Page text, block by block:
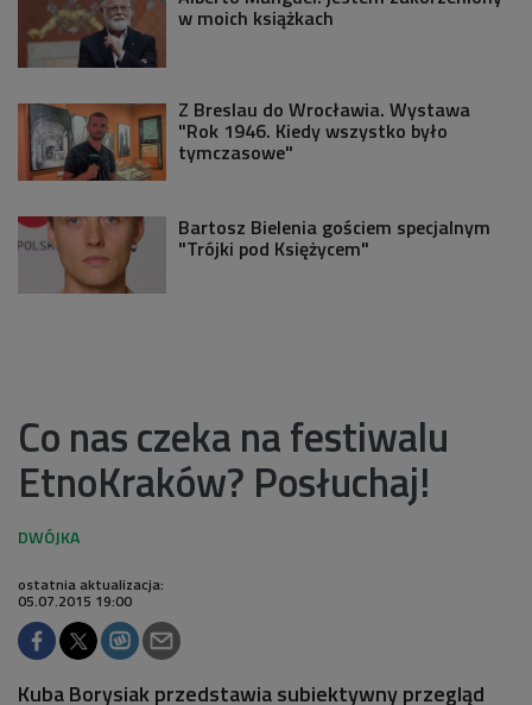
w moich książkach
Z Breslau do Wrocławia. Wystawa
"Rok 1946. Kiedy wszystko było
tymczasowe"
Bartosz Bielenia gościem specjalnym
"Trójki pod Księżycem"
Co nas czeka na festiwalu
EtnoKraków? Posłuchaj!
ostatnia aktualizacja:
05.07.2015 19:00
Kuba Borysiak przedstawia subiektywny przegląd